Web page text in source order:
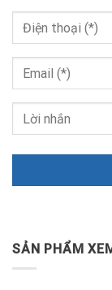
SẢN PHẨM